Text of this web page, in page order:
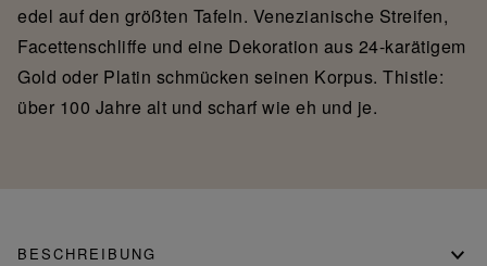
edel auf den größten Tafeln. Venezianische Streifen,
Facettenschliffe und eine Dekoration aus 24-karätigem
Gold oder Platin schmücken seinen Korpus. Thistle:
über 100 Jahre alt und scharf wie eh und je.
BESCHREIBUNG